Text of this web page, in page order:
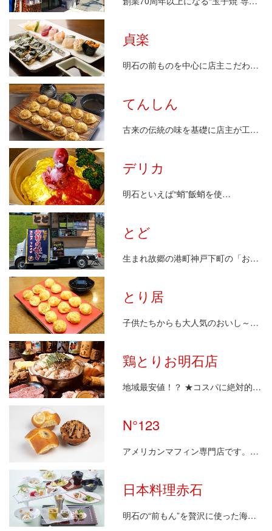
貞楽
明石の前ものを中心に店主こだわりのネタを取り揃えて…
てんしん
古来の伝統の味を基礎に店主が工夫を重ね、現在の玉子…
デリカ
明石といえば“蛸”飯蛸を使…
とど
生まれ故郷の港町神戸下町の「お好み焼き屋さん」と神…
とり居
子供たちからも大人気のおいし～い明石焼のお店。 創…
鶏とりお明石店
地域最安値！？ ★コスパに絶対的自信あり★ とりお…
N°123
アメリカンマフィン専門店です。魚の棚の路地に佇むす…
日本料理赤石
明石の“前もん”を贅沢に使った海鮮と、四季折々の食…